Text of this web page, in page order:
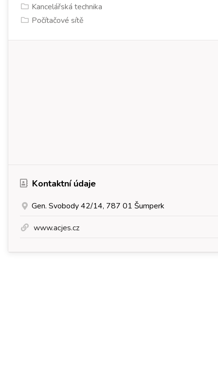
Kancelářská technika
Počítačové sítě
Kontaktní údaje
Gen. Svobody 42/14, 787 01 Šumperk
www.acjes.cz